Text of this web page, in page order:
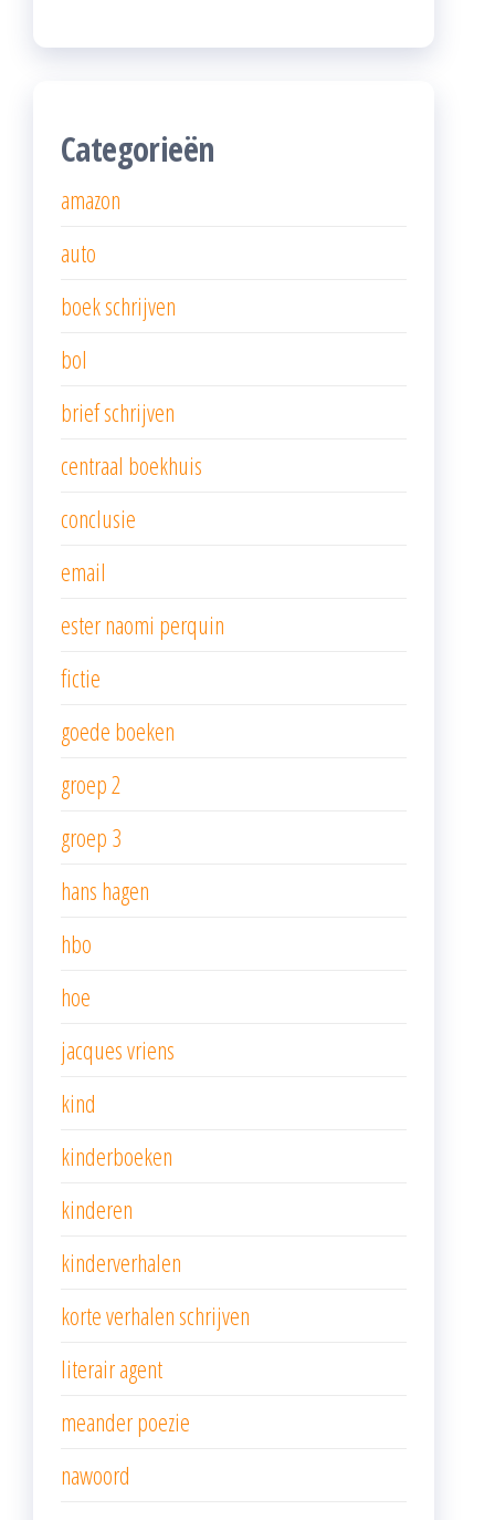
Categorieën
amazon
auto
boek schrijven
bol
brief schrijven
centraal boekhuis
conclusie
email
ester naomi perquin
fictie
goede boeken
groep 2
groep 3
hans hagen
hbo
hoe
jacques vriens
kind
kinderboeken
kinderen
kinderverhalen
korte verhalen schrijven
literair agent
meander poezie
nawoord